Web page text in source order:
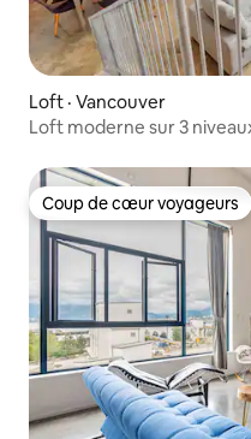
Loft · Vancouver
Loft moderne sur 3
Coup de cœur voyageurs
Coup de cœur voyageurs